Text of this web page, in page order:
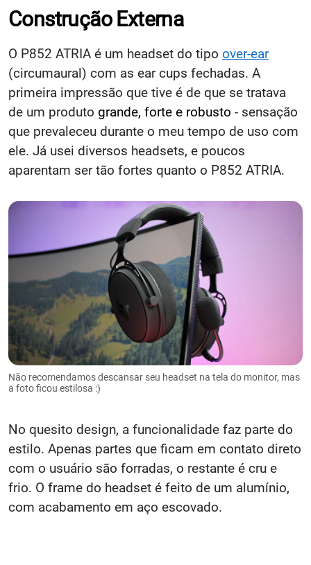
Construção Externa
O P852 ATRIA é um headset do tipo over-ear
(circumaural) com as ear cups fechadas. A
primeira impressão que tive é de que se tratava
de um produto grande, forte e robusto - sensação
que prevaleceu durante o meu tempo de uso com
ele. Já usei diversos headsets, e poucos
aparentam ser tão fortes quanto o P852 ATRIA.
Não recomendamos descansar seu headset na tela do monitor, mas
a foto ficou estilosa :)
No quesito design, a funcionalidade faz parte do
estilo. Apenas partes que ficam em contato direto
com o usuário são forradas, o restante é cru e
frio. O frame do headset é feito de um alumínio,
com acabamento em aço escovado.